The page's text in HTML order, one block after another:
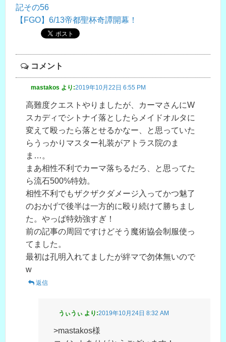
記その56
【FGO】6/13帝都聖杯奇譚開幕！
コメント
mastakos より:2019年10月22日 6:55 PM
高難度クエストやりましたが、カーマさんにW
スカディでシトナイ落としたらメイドオルタに
変えて殴ったら落とせるかなー、と思っていた
らうっかりマスター礼装がアトラス院のま
ま…。
まあ相性不利でカーマ落ちるだろ、と思ってた
ら流石500%特効。
相性不利でもザクザクダメージ入ってかつ魅了
のおかげで後半は一方的に殴り続けて勝ちまし
た。やっぱ特効強すぎ！
前の記事の周回ですけどそう魔術協会制服使っ
てました。
最初は孔明入れてましたが絆マで勿体無いので
w
返信
うぃうぃ より:2019年10月24日 8:32 AM
>mastakos様